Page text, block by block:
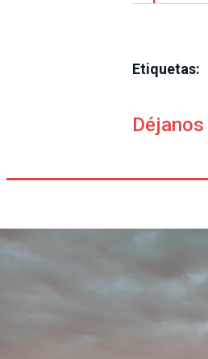
Etiquetas: